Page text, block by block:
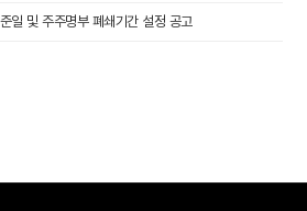
일 및 주주명부 폐쇄기간 설정 공고